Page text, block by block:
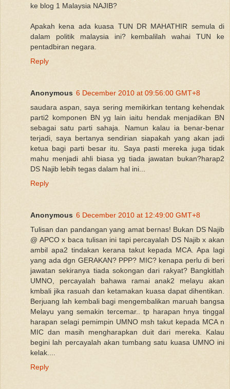
ke blog 1 Malaysia NAJIB?
Apakah kena ada kuasa TUN DR MAHATHIR semula di
dalam politik malaysia ini? kembalilah wahai TUN ke
pentadbiran negara.
Reply
Anonymous 6 December 2010 at 09:56:00 GMT+8
saudara aspan, saya sering memikirkan tentang kehendak
parti2 komponen BN yg lain iaitu hendak menjadikan BN
sebagai satu parti sahaja. Namun kalau ia benar-benar
terjadi, saya bertanya sendirian siapakah yang akan jadi
ketua bagi parti besar itu. Saya pasti mereka juga tidak
mahu menjadi ahli biasa yg tiada jawatan bukan?harap2
DS Najib lebih tegas dalam hal ini...
Reply
Anonymous 6 December 2010 at 12:49:00 GMT+8
Tulisan dan pandangan yang amat bernas! Bukan DS Najib
@ APCO x baca tulisan ini tapi percayalah DS Najib x akan
ambil apa2 tindakan kerana takut kepada MCA. Apa lagi
yang ada dgn GERAKAN? PPP? MIC? kenapa perlu di beri
jawatan sekiranya tiada sokongan dari rakyat? Bangkitlah
UMNO, percayalah bahawa ramai anak2 melayu akan
kmbali jika rasuah dan ketamakan kuasa dapat dihentikan.
Berjuang lah kembali bagi mengembalikan maruah bangsa
Melayu yang semakin tercemar.. tp harapan hnya tinggal
harapan selagi pemimpin UMNO msh takut kepada MCA n
MIC dan masih mengharapkan duit dari mereka. Kalau
begini lah percayalah akan tumbang satu kuasa UMNO ini
kelak....
Reply